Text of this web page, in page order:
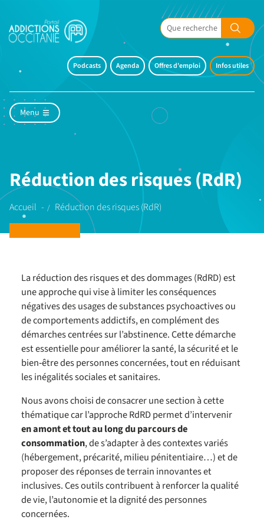
Podcasts Agenda Offres d'emploi Infos utiles
Menu
Réduction des risques (RdR)
Accueil Réduction des risques (RdR)
La réduction des risques et des dommages (RdRD) est
une approche qui vise à limiter les conséquences
négatives des usages de substances psychoactives ou
de comportements addictifs, en complément des
démarches centrées sur l’abstinence. Cette démarche
est essentielle pour améliorer la santé, la sécurité et le
bien‑être des personnes concernées, tout en réduisant
les inégalités sociales et sanitaires.
Nous avons choisi de consacrer une section à cette
thématique car l’approche RdRD permet d’intervenir
en amont et tout au long du parcours de
consommation, de s’adapter à des contextes variés
(hébergement, précarité, milieu pénitentiaire…) et de
proposer des réponses de terrain innovantes et
inclusives. Ces outils contribuent à renforcer la qualité
de vie, l’autonomie et la dignité des personnes
concernées.